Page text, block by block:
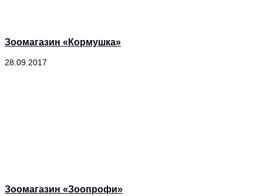
Зоомагазин «Кормушка»
28.09.2017
Зоомагазин «Зоопрофи»